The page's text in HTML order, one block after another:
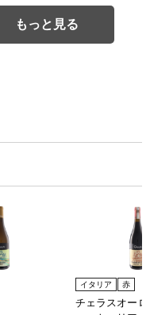
もっと見る
イタリア 赤
チェラスオー